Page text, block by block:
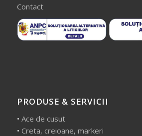
Contact
PRODUSE & SERVICII
• Ace de cusut
• Creta, creioane, markeri